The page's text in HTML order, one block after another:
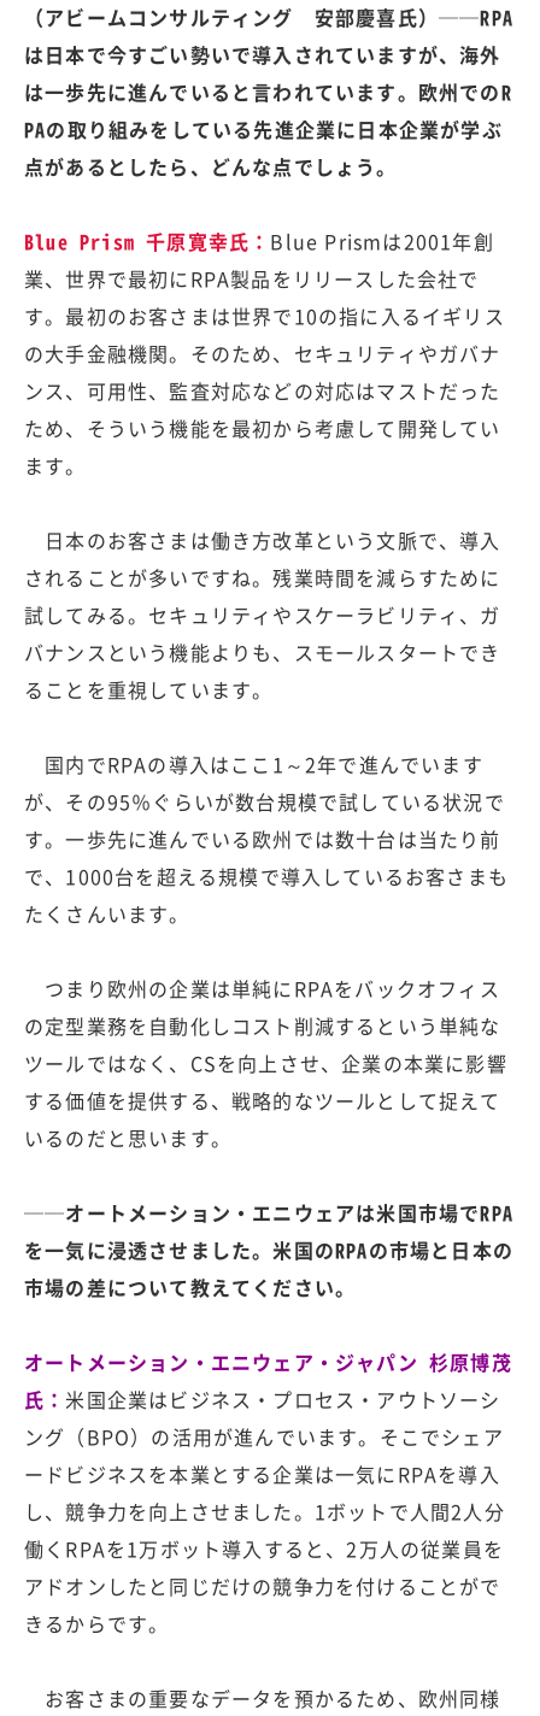
（アビームコンサルティング 安部慶喜氏）──RPA
は日本で今すごい勢いで導入されていますが、海外
は一歩先に進んでいると言われています。欧州でのR
PAの取り組みをしている先進企業に日本企業が学ぶ
点があるとしたら、どんな点でしょう。
Blue Prism 千原寛幸氏： Blue Prismは2001年創
業、世界で最初にRPA製品をリリースした会社で
す。最初のお客さまは世界で10の指に入るイギリス
の大手金融機関。そのため、セキュリティやガバナ
ンス、可用性、監査対応などの対応はマストだった
ため、そういう機能を最初から考慮して開発してい
ます。
日本のお客さまは働き方改革という文脈で、導入
されることが多いですね。残業時間を減らすために
試してみる。セキュリティやスケーラビリティ、ガ
バナンスという機能よりも、スモールスタートでき
ることを重視しています。
国内でRPAの導入はここ1～2年で進んでいます
が、その95％ぐらいが数台規模で試している状況で
す。一歩先に進んでいる欧州では数十台は当たり前
で、1000台を超える規模で導入しているお客さまも
たくさんいます。
つまり欧州の企業は単純にRPAをバックオフィス
の定型業務を自動化しコスト削減するという単純な
ツールではなく、CSを向上させ、企業の本業に影響
する価値を提供する、戦略的なツールとして捉えて
いるのだと思います。
──オートメーション・エニウェアは米国市場でRPA
を一気に浸透させました。米国のRPAの市場と日本の
市場の差について教えてください。
オートメーション・エニウェア・ジャパン 杉原博茂
氏： 米国企業はビジネス・プロセス・アウトソーシ
ング（BPO）の活用が進んでいます。そこでシェア
ードビジネスを本業とする企業は一気にRPAを導入
し、競争力を向上させました。1ボットで人間2人分
働くRPAを1万ボット導入すると、2万人の従業員を
アドオンしたと同じだけの競争力を付けることがで
きるからです。
お客さまの重要なデータを預かるため、欧州同様